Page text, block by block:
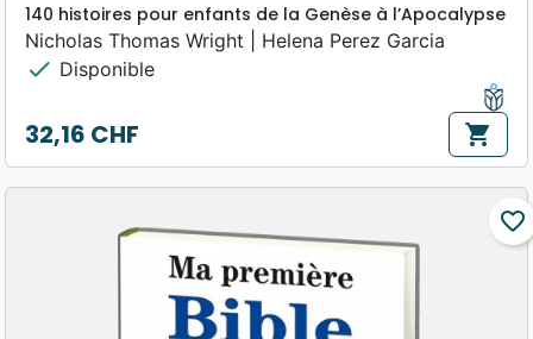
140 histoires pour enfants de la Genèse à l’Apocalypse
Nicholas Thomas Wright | Helena Perez Garcia
check Disponible
Prix
32,16 CHF shopping_cart
favorite_border